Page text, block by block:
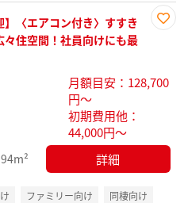
録
】〈エアコン付き〉すすき
々住空間！社員向けにも最
月額目安：128,700
円～
初期費用他：
44,000円～
詳細
ファミリー向け
同棲向け